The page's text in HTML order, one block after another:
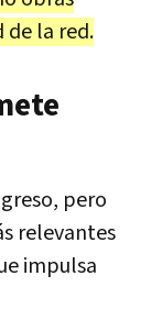
de la red.
pero
relevantes
impulsa